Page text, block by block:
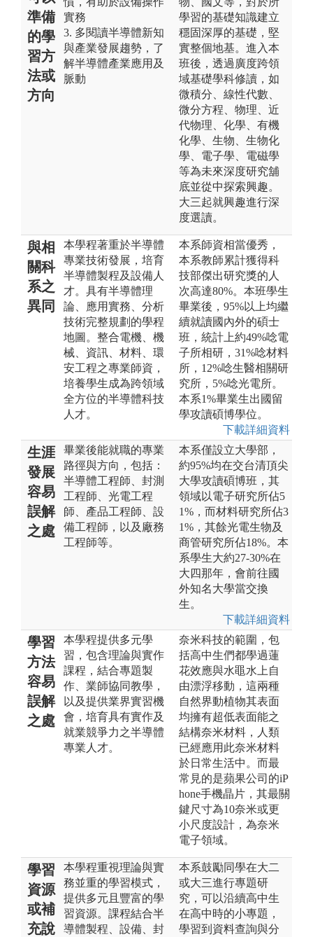
準備
的學
習方
法或
方向
實務
3. 多閱讀半導體新知
與產業發展趨勢，了
解半導體產業應用及
脈動
學習的基礎知識建立
穩固深厚的基礎，堅
實整個地基。進入本
班後，透過廣度跨領
域基礎學科修讀，如
微積分、線性代數、
微分方程、物理、近
代物理、化學、有機
化學、生物、生物化
學、電子學、電磁學
等為未來深度研究舖
底並從中探索興趣。
大三起就興趣進行深
度選讀。
與相
關科
系之
異同
本學程著重於半導體
專業技術發展，培育
半導體製程及設備人
才。具有半導體理
論、應用實務、分析
技術完整規劃的學程
地圖。整合電機、機
械、資訊、材料、環
安工程之專業師資，
培養學生成為跨領域
全方位的半導體科技
人才。
本系師資相當優秀，
本系教師累計獲得科
技部傑出研究獎的人
次高達80%。本班學生
畢業後，95%以上均繼
續就讀國內外的碩士
班，統計上約49%唸電
子所相研，31%唸材料
所，12%唸生醫相關研
究所，5%唸光電所。
本系1%畢業生出國留
學攻讀碩博學位。
下載詳細資料
生涯
發展
容易
誤解
之處
畢業後能就職的專業
路徑與方向，包括：
半導體工程師、封測
工程師、光電工程
師、產品工程師、設
備工程師，以及廠務
工程師等。
本系僅設立大學部，
約95%均在交台清頂尖
大學攻讀碩博班，其
領域以電子研究所佔5
1%，而材料研究所佔3
1%，其餘光電生物及
商管研究所佔18%。本
系學生大約27-30%在
大四那年，會前往國
外知名大學當交換
生。
下載詳細資料
學習
方法
容易
誤解
之處
本學程提供多元學
習，包含理論與實作
課程，結合專題製
作、業師協同教學，
以及提供業界實習機
會，培育具有實作及
就業競爭力之半導體
專業人才。
奈米科技的範圍，包
括高中生們都學過蓮
花效應與水黽水上自
由漂浮移動，這兩種
自然界動植物其表面
均擁有超低表面能之
結構奈米材料，人類
已經應用此奈米材料
於日常生活中。而最
常見的是蘋果公司的iP
hone手機晶片，其最關
鍵尺寸為10奈米或更
小尺度設計，為奈米
電子領域。
學習
資源
或補
充說
本學程重視理論與實
務並重的學習模式，
提供多元且豐富的學
習資源。課程結合半
導體製程、設備、封
本系鼓勵同學在大二
或大三進行專題研
究，可以沿續高中生
在高中時的小專題，
學習到資料查詢與分